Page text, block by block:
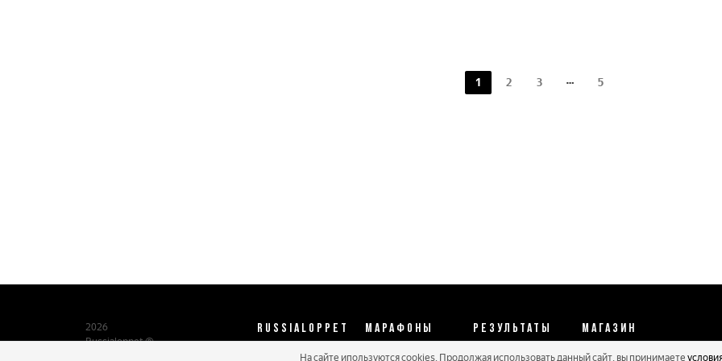
1 2 3 5
2026
Russialoppet ®
RUSSIALOPPET МАРАФОНЫ РЕЗУЛЬТАТЫ МАГАЗИН
Календарь 2026 Протоколы 2025 Реквизиты
На сайте ипользуются cookies. Продолжая использовать данный сайт, вы принимаете